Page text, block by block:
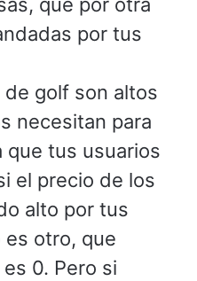
que por otra
por tus
golf son altos
necesitan para
tus usuarios
el precio de los
alto por tus
otro, que
0. Pero si